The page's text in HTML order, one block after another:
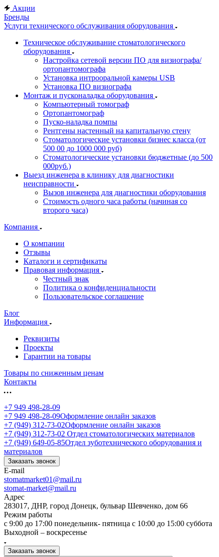
Акции
Бренды
Услуги технического обслуживания оборудования
Техническое обслуживание стоматологического
оборудования
Настройка сетевой версии ПО для визиографа/
ортопантомографа
Установка интрооральной камеры USB
Установка ПО визиографа
Монтаж и пусконаладка оборудования
Компьютерный томограф
Ортопантомограф
Пуско-наладка помпы
Рентгены настенный на капитальную стену
Стоматологические установки бизнес класса (от
500 00 до 1000 000 руб)
Стоматологические установки бюджетные (до 500
000руб.)
Выезд инженера в клинику для диагностики
неисправности
Вызов инженера для диагностики оборудования
Стоимость одного часа работы (начиная со
второго часа)
Компания
О компании
Отзывы
Каталоги и сертификаты
Правовая информация
Честный знак
Политика о конфиденциальности
Пользовательское соглашение
Блог
Информация
Реквизиты
Проекты
Гарантии на товары
Товары по сниженным ценам
Контакты
+7 949 498-28-09
+7 949 498-28-09Оформление онлайн заказов
+7 (949) 312-73-02Оформление онлайн заказов
+7 (949) 312-73-02 Отдел стоматологических материалов
+7 (949) 649-05-85Отдел зуботехнического оборудования и
материалов
Заказать звонок
E-mail
stomatmarket01@mail.ru
stomat-market@mail.ru
Адрес
283017, ДНР, город Донецк, бульвар Шевченко, дом 66
Режим работы
с 9:00 до 17:00 понедельник- пятница с 10:00 до 15:00 суббота
Выходной – воскресенье
Заказать звонок